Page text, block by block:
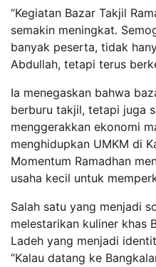
“Kegiatan Bazar Takjil
semakin meningkat.
banyak peserta, tidak
Abdullah, tetapi terus
Ia menegaskan bahwa
berburu takjil, tetapi juga
menggerakkan ekonomi
menghidupkan UMKM di
Momentum Ramadhan
usaha kecil untuk
Salah satu yang menjadi
melestarikan kuliner khas
Ladeh yang menjadi
“Kalau datang ke